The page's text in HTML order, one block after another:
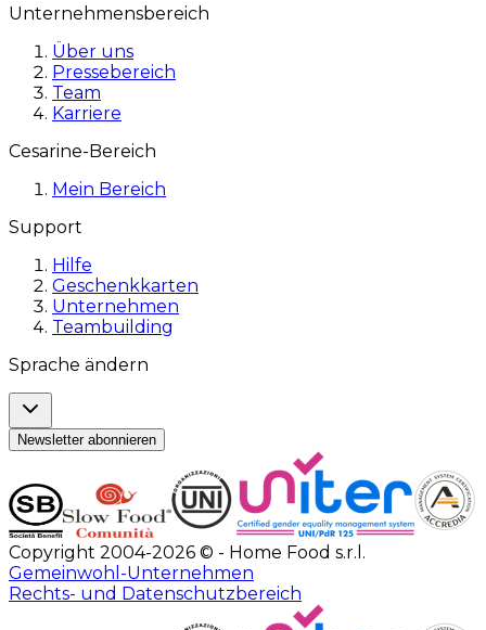
Unternehmensbereich
Über uns
Pressebereich
Team
Karriere
Cesarine-Bereich
Mein Bereich
Support
Hilfe
Geschenkkarten
Unternehmen
Teambuilding
Sprache ändern
Newsletter abonnieren
Copyright 2004-2026 © - Home Food s.r.l.
Gemeinwohl-Unternehmen
Rechts- und Datenschutzbereich